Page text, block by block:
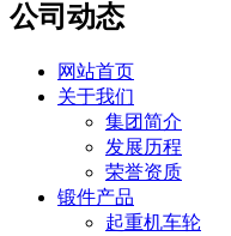
公司动态
网站首页
关于我们
集团简介
发展历程
荣誉资质
锻件产品
起重机车轮